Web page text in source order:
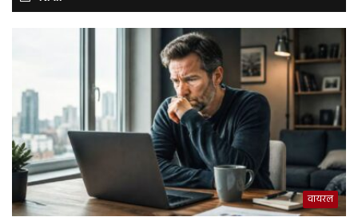
वायरल